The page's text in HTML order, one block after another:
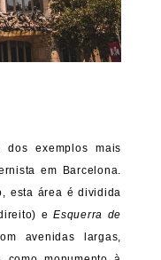
exemplos mais
em Barcelona.
esta área é dividida
eEsquerra de
avenidas largas,